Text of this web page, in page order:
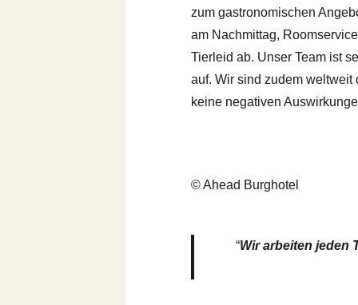
zum gastronomischen
am Nachmittag,
Tierleid ab. Unser Team ist
auf. Wir sind zudem
keine negativen
© Ahead Burghotel
“Wir arbeiten jeden